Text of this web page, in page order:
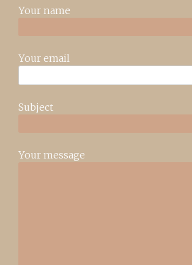
Your name
Your email
Subject
Your message